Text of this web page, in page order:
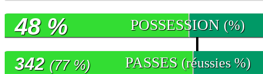
POSSESSION (%)
48 %
PASSES (réussies %)
342 (77 %)